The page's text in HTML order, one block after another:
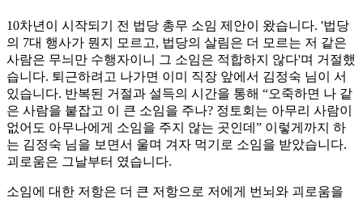
10차년이 시작되기 전 법당 총무 소임 제안이 왔습니다. '법당
의 7대 행사가 뭔지 모르고, 법당의 살림은 더 모르는 저 같은
사람은 무늬만 수행자이니 그 소임은 적합하지 않다'며 거절했
습니다. 퇴근하려고 나가면 이미 직장 앞에서 김정숙 님이 서
있습니다. 반복된 거절과 설득의 시간을 통해 “오죽하면 나 같
은 사람을 붙잡고 이 큰 소임을 주나? 정토회는 아무리 사람이
없어도 아무나에게 소임을 주지 않는 곳인데” 이렇게까지 하
는 김정숙 님을 보면서 울며 겨자 먹기로 소임을 받았습니다.
괴로움은 그날부터 였습니다.
소임에 대한 저항은 더 큰 저항으로 저에게 번뇌와 괴로움을